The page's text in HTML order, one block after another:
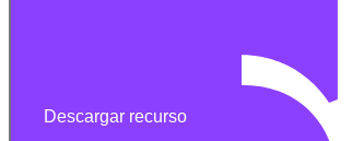
Descargar recurso